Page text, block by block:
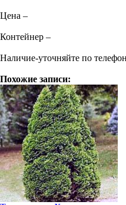
Цена –
Контейнер –
Наличие-уточняйте по
Похожие записи: